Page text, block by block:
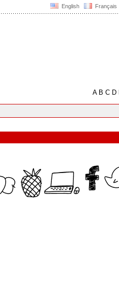
English Français
AB C D